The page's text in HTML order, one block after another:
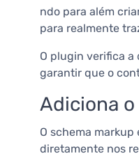
ndo para além
para realmente
O plugin verifica
garantir que o
Adiciona
O schema
diretamente nos